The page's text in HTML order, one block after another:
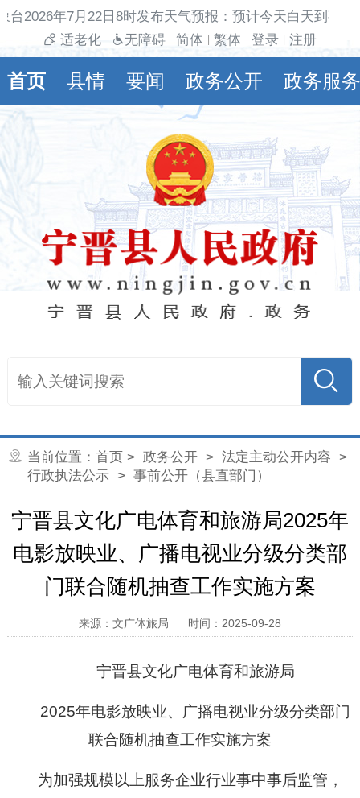
2026年7月22日8时发布天气预报：预计今天白天到夜
适老化
无障碍 简体 繁体 登录 注册
首页 县情 要闻 政务公开 政务服务
当前位置： 首页 > 政务公开> 法定主动公开内容 >
行政执法公示> 事前公开（县直部门）
宁晋县文化广电体育和旅游局2025年
电影放映业、广播电视业分级分类部
门联合随机抽查工作实施方案
来源：文广体旅局 时间：2025-09-28
宁晋县文化广电体育和旅游局
2025年电影放映业、广播电视业分级分类部门
联合随机抽查工作实施方案
为加强规模以上服务企业行业事中事后监管，